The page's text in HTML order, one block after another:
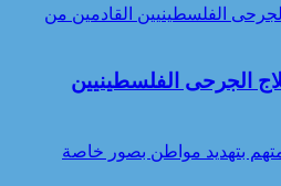
الفلسطينيين القادمين من
الجرحى الفلسطينيين
سنوات للمتهم بتهديد مواطن بصور خاصة